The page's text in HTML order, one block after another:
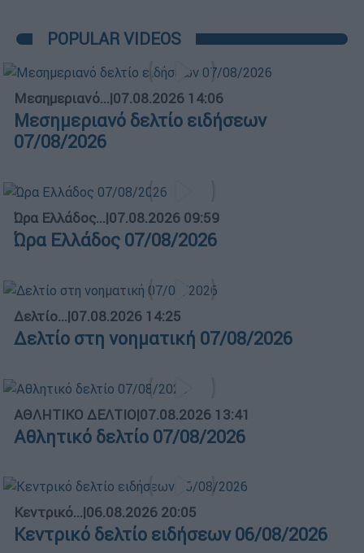
POPULAR VIDEOS
Μεσημεριανό...|07.08.2026 14:06
Μεσημεριανό δελτίο ειδήσεων
07/08/2026
Ώρα Ελλάδος...|07.08.2026 09:59
Ώρα Ελλάδος 07/08/2026
Δελτίο...|07.08.2026 14:25
Δελτίο στη νοηματική 07/08/2026
ΑΘΛΗΤΙΚΟ ΔΕΛΤΙΟ|07.08.2026 13:41
Αθλητικό δελτίο 07/08/2026
Κεντρικό...|06.08.2026 20:05
Κεντρικό δελτίο ειδήσεων 06/08/2026